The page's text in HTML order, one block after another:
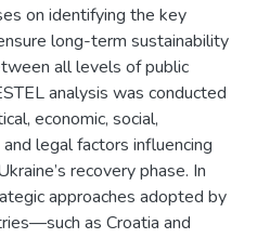
on identifying the key
long-term sustainability
all levels of public
analysis was conducted
economic, social,
legal factors influencing
recovery phase. In
approaches adopted by
as Croatia and